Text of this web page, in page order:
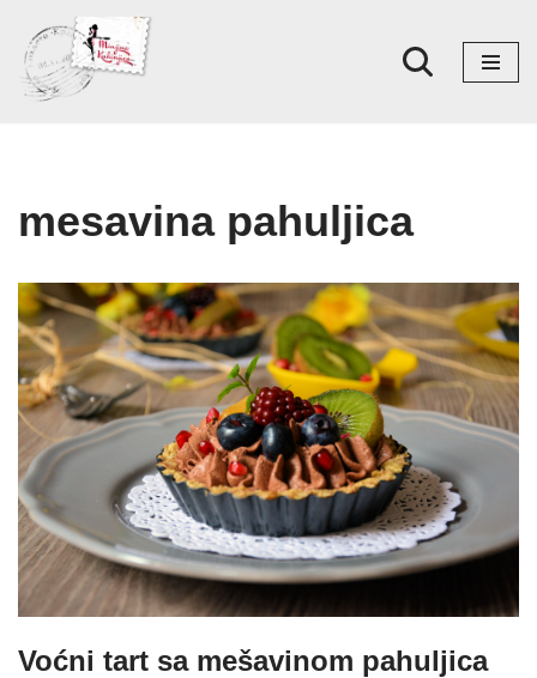
Skoči
na
mesavina pahuljica
Voćni tart sa mešavinom pahuljica